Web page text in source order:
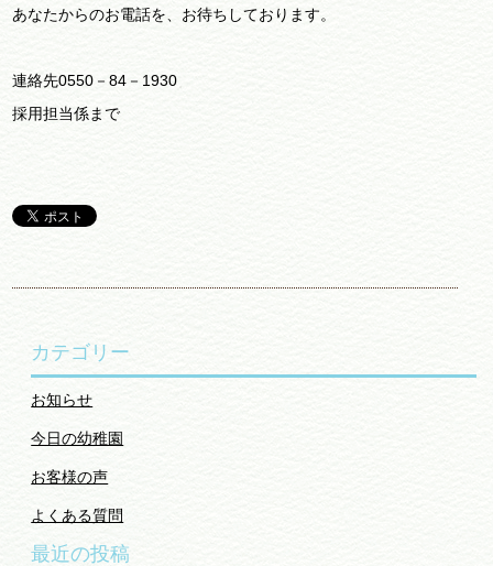
あなたからのお電話を、お待ちしております。
連絡先0550－84－1930
採用担当係まで
カテゴリー
お知らせ
今日の幼稚園
お客様の声
よくある質問
最近の投稿